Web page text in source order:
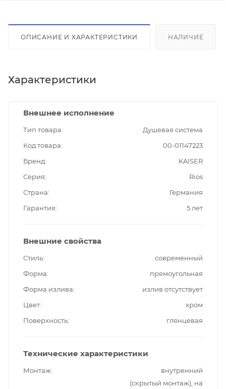
ОПИСАНИЕ И ХАРАКТЕРИСТИКИ НАЛИЧИЕ
Характеристики
Внешнее исполнение
Тип товара
Душевая система
Код товара
00-01147223
Бренд
KAISER
Серия
Rios
Страна
Германия
Гарантия
5 лет
Внешние свойства
Стиль
современный
Форма
прямоугольная
Форма излива
излив отсутствует
Цвет
хром
Поверхность
глянцевая
Технические характеристики
Монтаж
внутренний
(скрытый монтаж), на